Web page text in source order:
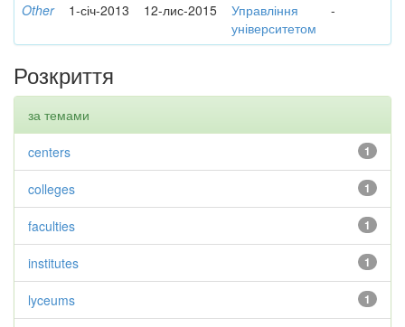
Other 1-січ-2013 12-лис-2015
Управління
університетом
-
Розкриття
за темами
1
centers
1
colleges
1
faculties
1
institutes
1
lyceums